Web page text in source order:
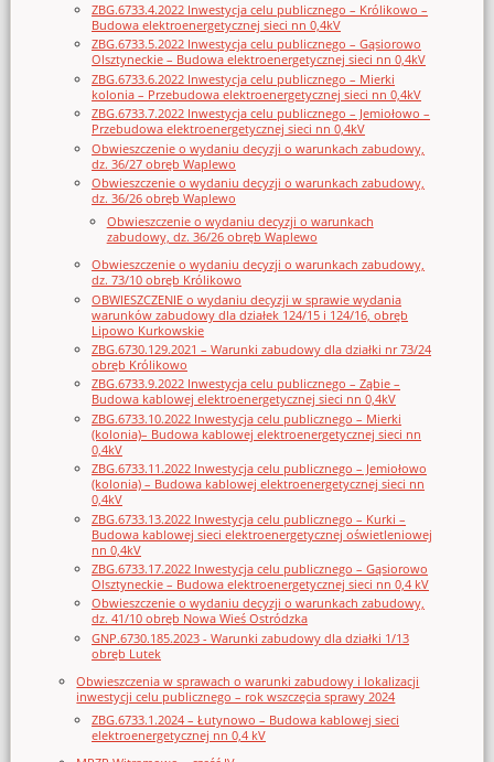
ZBG.6733.4.2022 Inwestycja celu publicznego – Królikowo –
Budowa elektroenergetycznej sieci nn 0,4kV
ZBG.6733.5.2022 Inwestycja celu publicznego – Gąsiorowo
Olsztyneckie – Budowa elektroenergetycznej sieci nn 0,4kV
ZBG.6733.6.2022 Inwestycja celu publicznego – Mierki
kolonia – Przebudowa elektroenergetycznej sieci nn 0,4kV
ZBG.6733.7.2022 Inwestycja celu publicznego – Jemiołowo –
Przebudowa elektroenergetycznej sieci nn 0,4kV
Obwieszczenie o wydaniu decyzji o warunkach zabudowy,
dz. 36/27 obręb Waplewo
Obwieszczenie o wydaniu decyzji o warunkach zabudowy,
dz. 36/26 obręb Waplewo
Obwieszczenie o wydaniu decyzji o warunkach
zabudowy, dz. 36/26 obręb Waplewo
Obwieszczenie o wydaniu decyzji o warunkach zabudowy,
dz. 73/10 obręb Królikowo
OBWIESZCZENIE o wydaniu decyzji w sprawie wydania
warunków zabudowy dla działek 124/15 i 124/16, obręb
Lipowo Kurkowskie
ZBG.6730.129.2021 – Warunki zabudowy dla działki nr 73/24
obręb Królikowo
ZBG.6733.9.2022 Inwestycja celu publicznego – Ząbie –
Budowa kablowej elektroenergetycznej sieci nn 0,4kV
ZBG.6733.10.2022 Inwestycja celu publicznego – Mierki
(kolonia)– Budowa kablowej elektroenergetycznej sieci nn
0,4kV
ZBG.6733.11.2022 Inwestycja celu publicznego – Jemiołowo
(kolonia) – Budowa kablowej elektroenergetycznej sieci nn
0,4kV
ZBG.6733.13.2022 Inwestycja celu publicznego – Kurki –
Budowa kablowej sieci elektroenergetycznej oświetleniowej
nn 0,4kV
ZBG.6733.17.2022 Inwestycja celu publicznego – Gąsiorowo
Olsztyneckie – Budowa elektroenergetycznej sieci nn 0,4 kV
Obwieszczenie o wydaniu decyzji o warunkach zabudowy,
dz. 41/10 obręb Nowa Wieś Ostródzka
GNP.6730.185.2023 - Warunki zabudowy dla działki 1/13
obręb Lutek
Obwieszczenia w sprawach o warunki zabudowy i lokalizacji
inwestycji celu publicznego – rok wszczęcia sprawy 2024
ZBG.6733.1.2024 – Łutynowo – Budowa kablowej sieci
elektroenergetycznej nn 0,4 kV